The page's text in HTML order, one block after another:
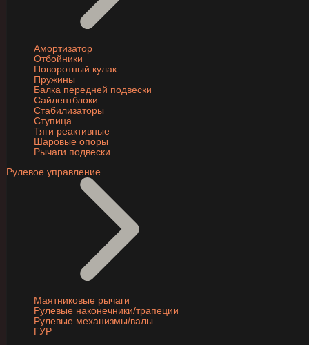
Амортизатор
Отбойники
Поворотный кулак
Пружины
Балка передней подвески
Сайлентблоки
Стабилизаторы
Ступица
Тяги реактивные
Шаровые опоры
Рычаги подвески
Рулевое управление
Маятниковые рычаги
Рулевые наконечники/трапеции
Рулевые механизмы/валы
ГУР